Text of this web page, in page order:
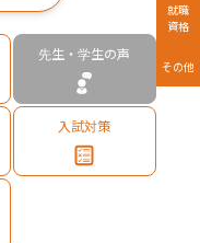
先生・学生の声
入試対策
就職
資格
その他